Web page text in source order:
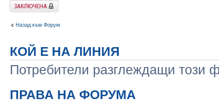
Заключен форум
Назад към Форум
КОЙ Е НА ЛИНИЯ
Потребители разглеждащи този
ПРАВА НА ФОРУМА